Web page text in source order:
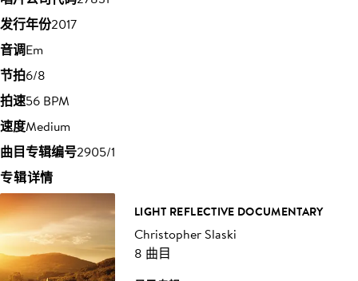
发行年份2017
音调Em
节拍6/8
拍速56 BPM
速度Medium
曲目专辑编号2905/1
专辑详情
LIGHT REFLECTIVE DOCUMENTARY
Christopher Slaski
8 曲目